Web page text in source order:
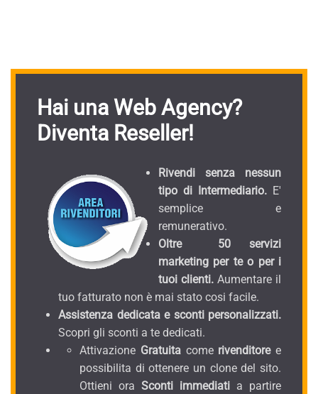
Hai una Web Agency?
Diventa Reseller!
Rivendi senza nessun
tipo di Intermediario. E'
semplice e
remunerativo.
Oltre 50 servizi
marketing per te o per i
tuoi clienti. Aumentare il
tuo fatturato non è mai stato cosi facile.
Assistenza dedicata e sconti personalizzati.
Scopri gli sconti a te dedicati.
Attivazione Gratuitacomerivenditoree
possibilita di ottenere un clone del sito.
Ottieni ora Sconti immediati a partire